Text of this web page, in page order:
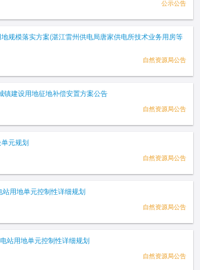
公示公告
规模落实方案(湛江雷州供电局唐家供电所技术业务用房等
自然资源局公告
镇建设用地征地补偿安置方案公告
自然资源局公告
元规划
自然资源局公告
用地单元控制性详细规划
自然资源局公告
站用地单元控制性详细规划
自然资源局公告